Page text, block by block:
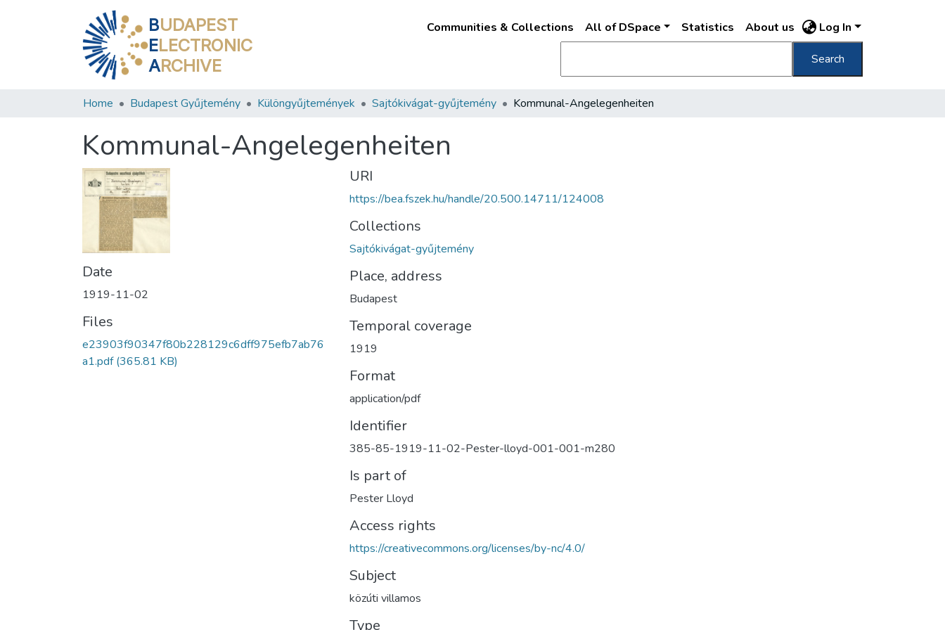
BUDAPEST
ELECTRONIC
ARCHIVE
Communities & Collections All of DSpace Statistics About us Log In
Search
Home Budapest Gyűjtemény Különgyűjtemények Sajtókivágat-gyűjtemény Kommunal-Angelegenheiten
Kommunal-Angelegenheiten
Date
1919-11-02
Files
e23903f90347f80b228129c6dff975efb7ab76
a1.pdf(365.81 KB)
URI
https://bea.fszek.hu/handle/20.500.14711/124008
Collections
Sajtókivágat-gyűjtemény
Place, address
Budapest
Temporal coverage
1919
Format
application/pdf
Identifier
385-85-1919-11-02-Pester-lloyd-001-001-m280
Is part of
Pester Lloyd
Access rights
https://creativecommons.org/licenses/by-nc/4.0/
Subject
közúti villamos
Type